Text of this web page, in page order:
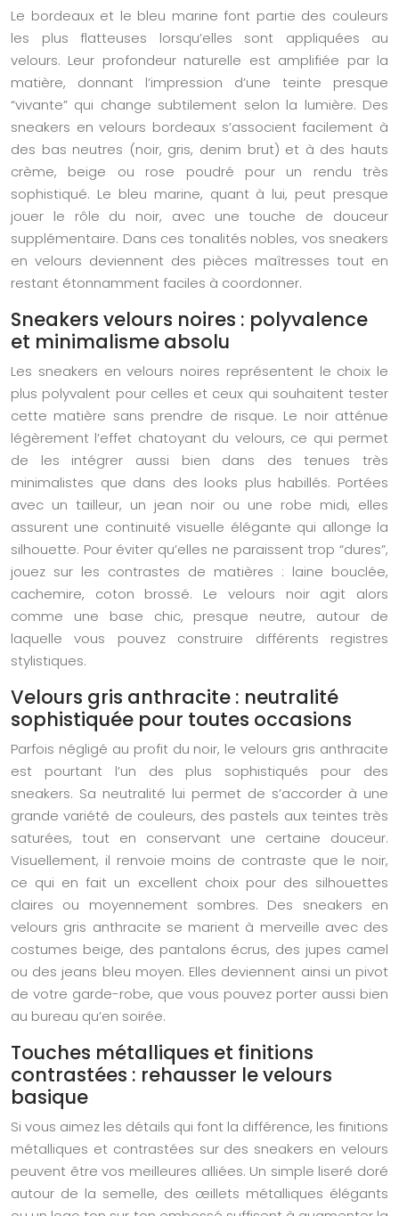
Le bordeaux et le bleu marine font partie des couleurs
les plus flatteuses lorsqu’elles sont appliquées au
velours. Leur profondeur naturelle est amplifiée par la
matière, donnant l’impression d’une teinte presque
“vivante” qui change subtilement selon la lumière. Des
sneakers en velours bordeaux s’associent facilement à
des bas neutres (noir, gris, denim brut) et à des hauts
crème, beige ou rose poudré pour un rendu très
sophistiqué. Le bleu marine, quant à lui, peut presque
jouer le rôle du noir, avec une touche de douceur
supplémentaire. Dans ces tonalités nobles, vos sneakers
en velours deviennent des pièces maîtresses tout en
restant étonnamment faciles à coordonner.
Sneakers velours noires : polyvalence
et minimalisme absolu
Les sneakers en velours noires représentent le choix le
plus polyvalent pour celles et ceux qui souhaitent tester
cette matière sans prendre de risque. Le noir atténue
légèrement l’effet chatoyant du velours, ce qui permet
de les intégrer aussi bien dans des tenues très
minimalistes que dans des looks plus habillés. Portées
avec un tailleur, un jean noir ou une robe midi, elles
assurent une continuité visuelle élégante qui allonge la
silhouette. Pour éviter qu’elles ne paraissent trop “dures”,
jouez sur les contrastes de matières : laine bouclée,
cachemire, coton brossé. Le velours noir agit alors
comme une base chic, presque neutre, autour de
laquelle vous pouvez construire différents registres
stylistiques.
Velours gris anthracite : neutralité
sophistiquée pour toutes occasions
Parfois négligé au profit du noir, le velours gris anthracite
est pourtant l’un des plus sophistiqués pour des
sneakers. Sa neutralité lui permet de s’accorder à une
grande variété de couleurs, des pastels aux teintes très
saturées, tout en conservant une certaine douceur.
Visuellement, il renvoie moins de contraste que le noir,
ce qui en fait un excellent choix pour des silhouettes
claires ou moyennement sombres. Des sneakers en
velours gris anthracite se marient à merveille avec des
costumes beige, des pantalons écrus, des jupes camel
ou des jeans bleu moyen. Elles deviennent ainsi un pivot
de votre garde-robe, que vous pouvez porter aussi bien
au bureau qu’en soirée.
Touches métalliques et finitions
contrastées : rehausser le velours
basique
Si vous aimez les détails qui font la différence, les finitions
métalliques et contrastées sur des sneakers en velours
peuvent être vos meilleures alliées. Un simple liseré doré
autour de la semelle, des œillets métalliques élégants